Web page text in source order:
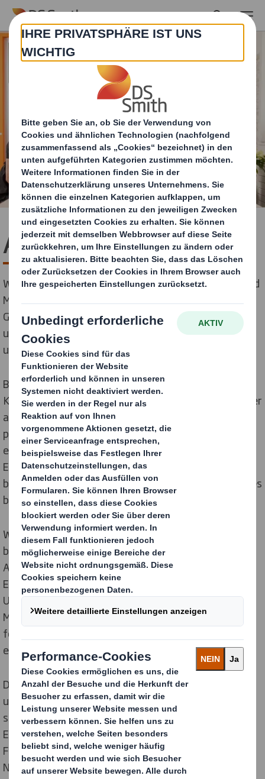
Skip to main content
Aufstiegsmöglichkeiten
Wir fördern und fordern all unsere Mitarbeiterinnen und
Mitarbeiter. Durch unser zukunftsorientiertes
Geschäftsmodell gibt es in einem Konzern wie
unserem, immer wieder Möglichkeiten sich
umzuorientieren und weiterzubilden.
Bei DS Smith legen wir besonderen Wert darauf, dass
Karriere nicht ausschließlich von Schulabschlüssen oder
akademischen Titeln abhängt. Wir setzen auf
persönliches Engagement und Ehrgeiz als
entscheidende Faktoren für den beruflichen Aufstieg.
Ehemalige Auszubildende haben bei uns
beeindruckende Erfolgsgeschichten geschrieben und es
bis in die Führungsetage geschafft.
Wir sind fest davon überzeugt, dass diese
beeindruckende Entwicklung auf einer soliden
Ausbildung, unerschütterlicher Motivation und hoher
Einsatzbereitschaft beruht. Unsere
Unternehmenskultur ist darauf ausgerichtet,
Mitarbeiterinnen und Mitarbeiter zu fördern und zu
fordern, damit sie ihre individuellen beruflichen Ziele
erreichen.
Die Unterstützung und der Wissenstransfer durch
unsere langjährigen Mitarbeiterinnen und Mitarbeiter
sind ein wesentlicher Bestandteil unserer
Erfolgsgeschichte. Mit ihrer Erfahrung und ihrem
Fachwissen tragen sie dazu bei, dass unsere
Nachwuchskräfte die notwendigen Fähigkeiten